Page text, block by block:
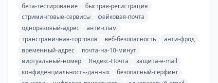
бета-тестирование
быстрая-регистрация
стриминговые-сервисы
фейковая-почта
одноразовый-адрес
анти-спам
трансграничная-торговля
веб-безопасность
анти-фрод
временный-адрес
почта-на-10-минут
виртуальный-номер
Яндекс-Почта
защита-e-mail
конфиденциальность-данных
безопасный-серфинг